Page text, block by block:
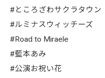
#ところざわサクラタウン
#ルミナスウィッチーズ
#Road to Miraele
#藍本あみ
#公演お祝い花